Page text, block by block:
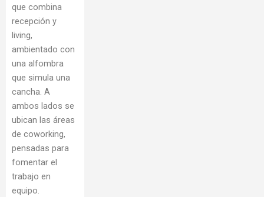
que combina
recepción y
living,
ambientado con
una alfombra
que simula una
cancha. A
ambos lados se
ubican las áreas
de coworking,
pensadas para
fomentar el
trabajo en
equipo.